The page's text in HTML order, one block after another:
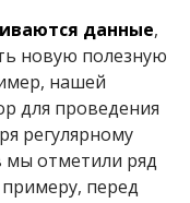
данные,
новую полезную
нашей
для проведения
регулярному
мы отметили ряд
перед